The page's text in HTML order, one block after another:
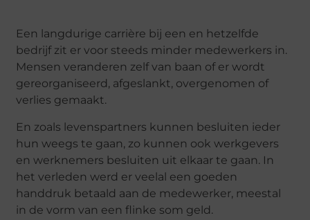
Een langdurige carrière bij een en hetzelfde
bedrijf zit er voor steeds minder medewerkers in.
Mensen veranderen zelf van baan of er wordt
gereorganiseerd, afgeslankt, overgenomen of
verlies gemaakt.
En zoals levenspartners kunnen besluiten ieder
hun weegs te gaan, zo kunnen ook werkgevers
en werknemers besluiten uit elkaar te gaan. In
het verleden werd er veelal een goeden
handdruk betaald aan de medewerker, meestal
in de vorm van een flinke som geld.